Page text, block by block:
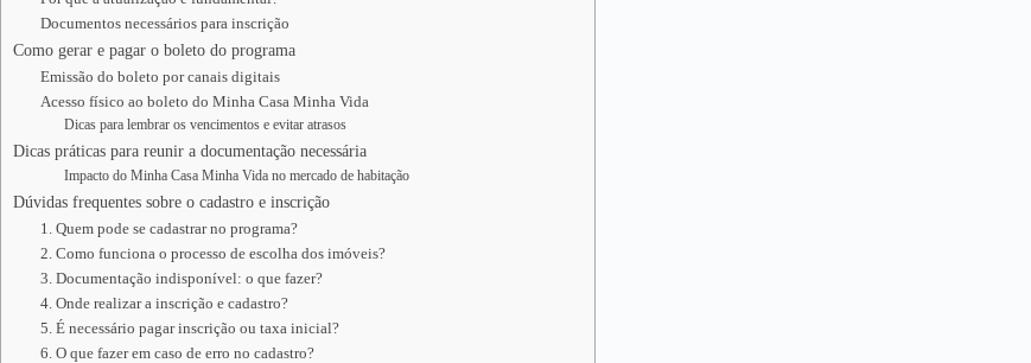
Documentos necessários para inscrição
Como gerar e pagar o boleto do programa
Emissão do boleto por canais digitais
Acesso físico ao boleto do Minha Casa Minha Vida
Dicas para lembrar os vencimentos e evitar atrasos
Dicas práticas para reunir a documentação necessária
Impacto do Minha Casa Minha Vida no mercado de habitação
Dúvidas frequentes sobre o cadastro e inscrição
1. Quem pode se cadastrar no programa?
2. Como funciona o processo de escolha dos imóveis?
3. Documentação indisponível: o que fazer?
4. Onde realizar a inscrição e cadastro?
5. É necessário pagar inscrição ou taxa inicial?
6. O que fazer em caso de erro no cadastro?